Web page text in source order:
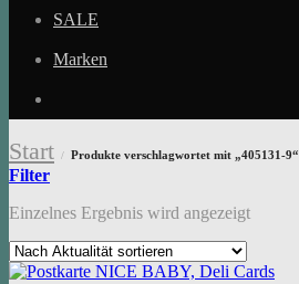
SALE
Marken
Start / Produkte verschlagwortet mit „405131-9“
Filter
Einzelnes Ergebnis wird angezeigt